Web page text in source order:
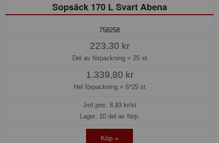
Sopsäck 170 L Svart Abena
758258
223,30 kr
Del av förpackning = 25 st
1.339,80 kr
Hel förpackning = 6*25 st
Jmf.pris: 8,93 kr/st
Lager: 10 del av förp.
Köp »